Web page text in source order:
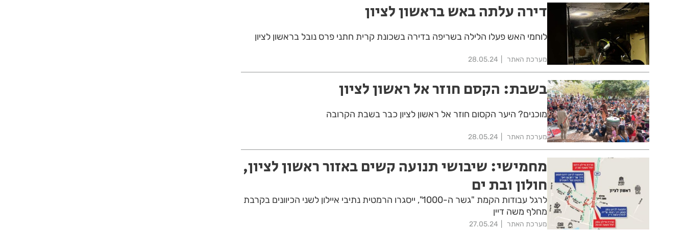
דירה עלתה באש בראשון לציון
לוחמי האש פעלו הלילה בשריפה בדירה בשכונת קרית חתני פרס נובל בראשון לציון
מערכת האתר 28.05.24
בשבת: הקסם חוזר אל ראשון לציון
מוכנים? היער הקסום חוזר אל ראשון לציון כבר בשבת הקרובה
מערכת האתר 28.05.24
מחמישי: שיבושי תנועה קשים באזור ראשון לציון,
חולון ובת ים
לרגל עבודות הקמת "גשר ה-1000", ייסגרו הרמטית נתיבי איילון לשני הכיוונים בקרבת
מחלף משה דיין
מערכת האתר 27.05.24